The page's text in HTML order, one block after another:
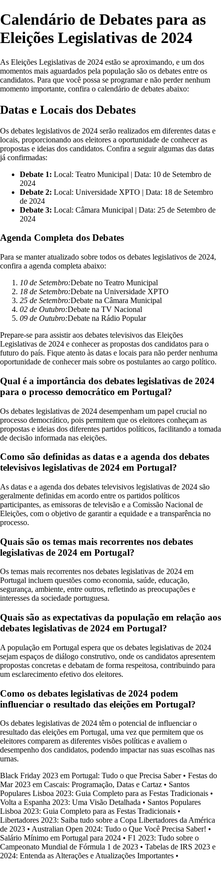
Calendário de Debates para as
Eleições Legislativas de 2024
As Eleições Legislativas de 2024 estão se aproximando, e um dos
momentos mais aguardados pela população são os debates entre os
candidatos. Para que você possa se programar e não perder nenhum
momento importante, confira o calendário de debates abaixo:
Datas e Locais dos Debates
Os debates legislativos de 2024 serão realizados em diferentes datas e
locais, proporcionando aos eleitores a oportunidade de conhecer as
propostas e ideias dos candidatos. Confira a seguir algumas das datas
já confirmadas:
Debate 1: Local: Teatro Municipal | Data: 10 de Setembro de
2024
Debate 2: Local: Universidade XPTO | Data: 18 de Setembro
de 2024
Debate 3: Local: Câmara Municipal | Data: 25 de Setembro de
2024
Agenda Completa dos Debates
Para se manter atualizado sobre todos os debates legislativos de 2024,
confira a agenda completa abaixo:
10 de Setembro:Debate no Teatro Municipal
18 de Setembro:Debate na Universidade XPTO
25 de Setembro:Debate na Câmara Municipal
02 de Outubro:Debate na TV Nacional
09 de Outubro:Debate na Rádio Popular
Prepare-se para assistir aos debates televisivos das Eleições
Legislativas de 2024 e conhecer as propostas dos candidatos para o
futuro do país. Fique atento às datas e locais para não perder nenhuma
oportunidade de conhecer mais sobre os postulantes ao cargo político.
Qual é a importância dos debates legislativas de 2024
para o processo democrático em Portugal?
Os debates legislativas de 2024 desempenham um papel crucial no
processo democrático, pois permitem que os eleitores conheçam as
propostas e ideias dos diferentes partidos políticos, facilitando a tomada
de decisão informada nas eleições.
Como são definidas as datas e a agenda dos debates
televisivos legislativas de 2024 em Portugal?
As datas e a agenda dos debates televisivos legislativas de 2024 são
geralmente definidas em acordo entre os partidos políticos
participantes, as emissoras de televisão e a Comissão Nacional de
Eleições, com o objetivo de garantir a equidade e a transparência no
processo.
Quais são os temas mais recorrentes nos debates
legislativas de 2024 em Portugal?
Os temas mais recorrentes nos debates legislativas de 2024 em
Portugal incluem questões como economia, saúde, educação,
segurança, ambiente, entre outros, refletindo as preocupações e
interesses da sociedade portuguesa.
Quais são as expectativas da população em relação aos
debates legislativas de 2024 em Portugal?
A população em Portugal espera que os debates legislativas de 2024
sejam espaços de diálogo construtivo, onde os candidatos apresentem
propostas concretas e debatam de forma respeitosa, contribuindo para
um esclarecimento efetivo dos eleitores.
Como os debates legislativas de 2024 podem
influenciar o resultado das eleições em Portugal?
Os debates legislativas de 2024 têm o potencial de influenciar o
resultado das eleições em Portugal, uma vez que permitem que os
eleitores comparem as diferentes visões políticas e avaliem o
desempenho dos candidatos, podendo impactar nas suas escolhas nas
urnas.
Black Friday 2023 em Portugal: Tudo o que Precisa Saber• Festas do
Mar 2023 em Cascais: Programação, Datas e Cartaz • Santos
Populares Lisboa 2023: Guia Completo para as Festas Tradicionais •
Volta a Espanha 2023: Uma Visão Detalhada • Santos Populares
Lisboa 2023: Guia Completo para as Festas Tradicionais •
Libertadores 2023: Saiba tudo sobre a Copa Libertadores da América
de 2023 • Australian Open 2024: Tudo o Que Você Precisa Saber! •
Salário Mínimo em Portugal para 2024 • F1 2023: Tudo sobre o
Campeonato Mundial de Fórmula 1 de 2023 • Tabelas de IRS 2023 e
2024: Entenda as Alterações e Atualizações Importantes •